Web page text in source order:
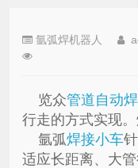
氩弧焊机器人
览众管道自动
行走的方式实现。
氩弧焊接小车
适应长距离、大